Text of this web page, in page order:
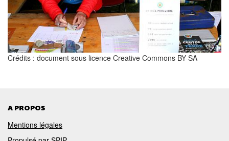
Crédits : document sous licence Creative Commons BY-SA
A PROPOS
Mentions légales